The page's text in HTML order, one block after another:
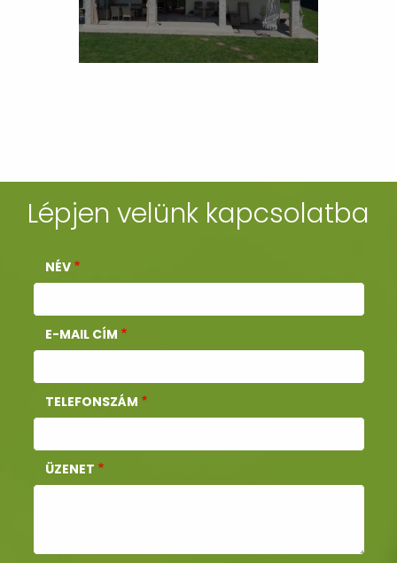
Lépjen velünk kapcsolatba
NÉV
E-MAIL CÍM
TELEFONSZÁM
ÜZENET